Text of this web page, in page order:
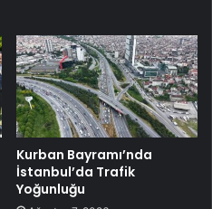
Kurban Bayramı’nda
İstanbul’da Trafik
Yoğunluğu